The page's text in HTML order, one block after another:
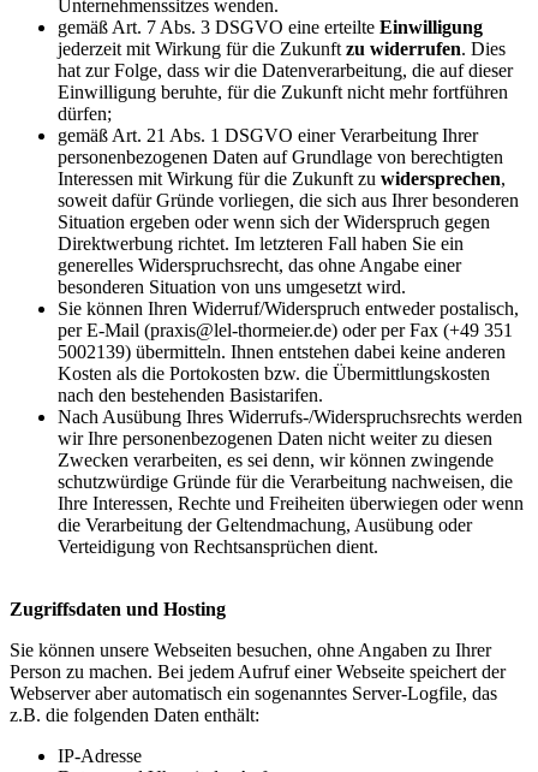
Unternehmenssitzes wenden.
gemäß Art. 7 Abs. 3 DSGVO eine erteilte Einwilligung
jederzeit mit Wirkung für die Zukunft zu widerrufen. Dies
hat zur Folge, dass wir die Datenverarbeitung, die auf dieser
Einwilligung beruhte, für die Zukunft nicht mehr fortführen
dürfen;
gemäß Art. 21 Abs. 1 DSGVO einer Verarbeitung Ihrer
personenbezogenen Daten auf Grundlage von berechtigten
Interessen mit Wirkung für die Zukunft zu widersprechen,
soweit dafür Gründe vorliegen, die sich aus Ihrer besonderen
Situation ergeben oder wenn sich der Widerspruch gegen
Direktwerbung richtet. Im letzteren Fall haben Sie ein
generelles Widerspruchsrecht, das ohne Angabe einer
besonderen Situation von uns umgesetzt wird.
Sie können Ihren Widerruf/Widerspruch entweder postalisch,
per E-Mail (praxis@lel-thormeier.de) oder per Fax (+49 351
5002139) übermitteln. Ihnen entstehen dabei keine anderen
Kosten als die Portokosten bzw. die Übermittlungskosten
nach den bestehenden Basistarifen.
Nach Ausübung Ihres Widerrufs-/Widerspruchsrechts werden
wir Ihre personenbezogenen Daten nicht weiter zu diesen
Zwecken verarbeiten, es sei denn, wir können zwingende
schutzwürdige Gründe für die Verarbeitung nachweisen, die
Ihre Interessen, Rechte und Freiheiten überwiegen oder wenn
die Verarbeitung der Geltendmachung, Ausübung oder
Verteidigung von Rechtsansprüchen dient.
Zugriffsdaten und Hosting
Sie können unsere Webseiten besuchen, ohne Angaben zu Ihrer
Person zu machen. Bei jedem Aufruf einer Webseite speichert der
Webserver aber automatisch ein sogenanntes Server-Logfile, das
z.B. die folgenden Daten enthält:
IP-Adresse